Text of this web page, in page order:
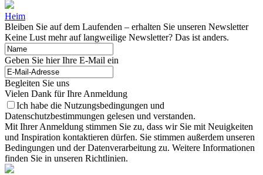
Heim
Bleiben Sie auf dem Laufenden – erhalten Sie unseren Newsletter
Keine Lust mehr auf langweilige Newsletter? Das ist anders.
Geben Sie hier Ihre E-Mail ein
Begleiten Sie uns
Vielen Dank für Ihre Anmeldung
Ich habe die Nutzungsbedingungen und
Datenschutzbestimmungen gelesen und verstanden.
Mit Ihrer Anmeldung stimmen Sie zu, dass wir Sie mit Neuigkeiten
und Inspiration kontaktieren dürfen. Sie stimmen außerdem unseren
Bedingungen und der Datenverarbeitung zu. Weitere Informationen
finden Sie in unseren Richtlinien.